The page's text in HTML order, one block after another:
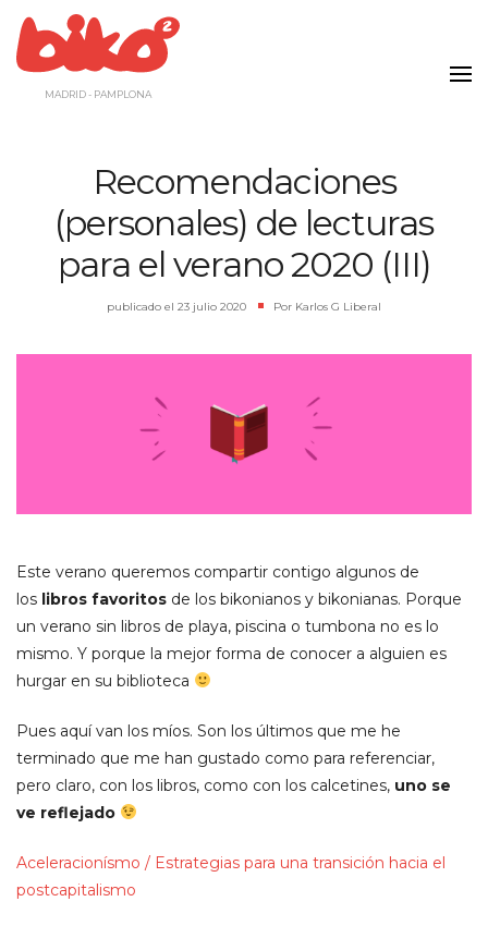
contenido
MADRID - PAMPLONA
Recomendaciones
(personales) de lecturas
para el verano 2020 (III)
publicado el 23 julio 2020 Por Karlos G Liberal
Este verano queremos compartir contigo algunos de
los libros favoritos de los bikonianos y bikonianas. Porque
un verano sin libros de playa, piscina o tumbona no es lo
mismo. Y porque la mejor forma de conocer a alguien es
hurgar en su biblioteca
Pues aquí van los míos. Son los últimos que me he
terminado que me han gustado como para referenciar,
pero claro, con los libros, como con los calcetines, uno se
ve reflejado
Aceleracionísmo / Estrategias para una transición hacia el
postcapitalismo